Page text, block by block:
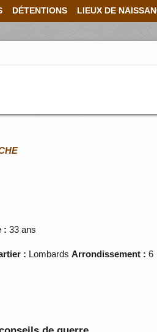
DÉTENTIONS LIEUX DE
: 33 ans
: LombardsArrondissement : 6